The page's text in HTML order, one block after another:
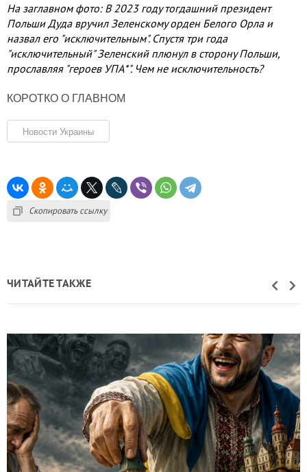
На заглавном фото: В 2023 году тогдашний президент
Польши Дуда вручил Зеленскому орден Белого Орла и
назвал его "исключительным". Спустя три года
"исключительный" Зеленский плюнул в сторону Польши,
прославляя "героев УПА*". Чем не исключительность?
КОРОТКО О ГЛАВНОМ
Новости Украины
Скопировать ссылку
ЧИТАЙТЕ ТАКЖЕ